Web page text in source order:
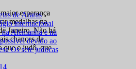
esperança
medalhas na
Janeiro. Não há
chances de
que o judô, que